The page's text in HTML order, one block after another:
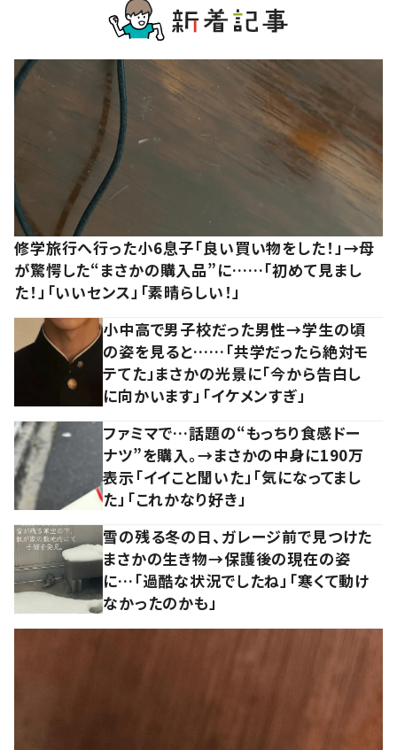
修学旅行へ行った小6息子「良い買い物をした！」→母
が驚愕した“まさかの購入品”に……「初めて見まし
た！」「いいセンス」「素晴らしい！」
小中高で男子校だった男性→学生の頃
の姿を見ると……「共学だったら絶対モ
テてた」まさかの光景に「今から告白し
に向かいます」「イケメンすぎ」
ファミマで…話題の“もっちり食感ドー
ナツ”を購入。→まさかの中身に190万
表示「イイこと聞いた」「気になってまし
た」「これかなり好き」
雪の残る冬の日、ガレージ前で見つけた
まさかの生き物→保護後の現在の姿
に…「過酷な状況でしたね」「寒くて動け
なかったのかも」